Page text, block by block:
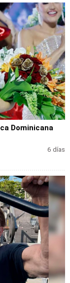
Dominicana
6 días